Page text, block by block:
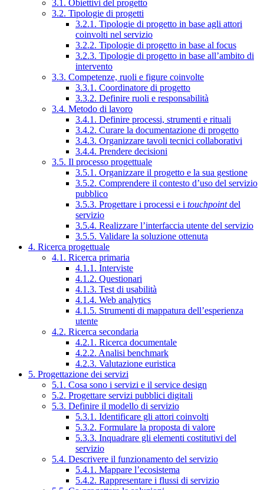
3.1. Obiettivi del progetto
3.2. Tipologie di progetti
3.2.1. Tipologie di progetto in base agli attori
coinvolti nel servizio
3.2.2. Tipologie di progetto in base al focus
3.2.3. Tipologie di progetto in base all’ambito di
intervento
3.3. Competenze, ruoli e figure coinvolte
3.3.1. Coordinatore di progetto
3.3.2. Definire ruoli e responsabilità
3.4. Metodo di lavoro
3.4.1. Definire processi, strumenti e rituali
3.4.2. Curare la documentazione di progetto
3.4.3. Organizzare tavoli tecnici collaborativi
3.4.4. Prendere decisioni
3.5. Il processo progettuale
3.5.1. Organizzare il progetto e la sua gestione
3.5.2. Comprendere il contesto d’uso del servizio
pubblico
3.5.3. Progettare i processi e i touchpointdel
servizio
3.5.4. Realizzare l’interfaccia utente del servizio
3.5.5. Validare la soluzione ottenuta
4. Ricerca progettuale
4.1. Ricerca primaria
4.1.1. Interviste
4.1.2. Questionari
4.1.3. Test di usabilità
4.1.4. Web analytics
4.1.5. Strumenti di mappatura dell’esperienza
utente
4.2. Ricerca secondaria
4.2.1. Ricerca documentale
4.2.2. Analisi benchmark
4.2.3. Valutazione euristica
5. Progettazione dei servizi
5.1. Cosa sono i servizi e il service design
5.2. Progettare servizi pubblici digitali
5.3. Definire il modello di servizio
5.3.1. Identificare gli attori coinvolti
5.3.2. Formulare la proposta di valore
5.3.3. Inquadrare gli elementi costitutivi del
servizio
5.4. Descrivere il funzionamento del servizio
5.4.1. Mappare l’ecosistema
5.4.2. Rappresentare i flussi di servizio